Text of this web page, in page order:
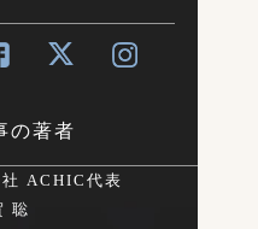
の著者
ACHIC代表
聡